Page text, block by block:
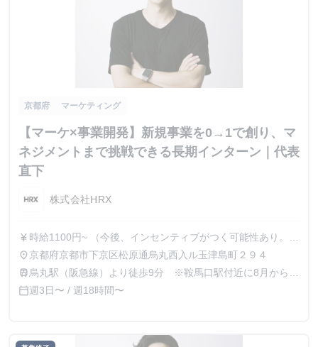
京都府 マーケティング
【マーケ×事業開発】新規事業を0→1で創り、マ
ネジメントまで挑戦できる長期インターン｜代表
直下
株式会社HRX
currency_yen 時給1100円~ （今後、インセンティブがつく可能性あり。1
名集客につき○○円という形式）
place 京都府京都市下京区松原通烏丸西入ル玉津島町２９４
train 烏丸駅（阪急線）より徒歩9分 ※鞍馬口駅付近に8月から移
転予定です
calendar_today週3日〜 / 週18時間〜